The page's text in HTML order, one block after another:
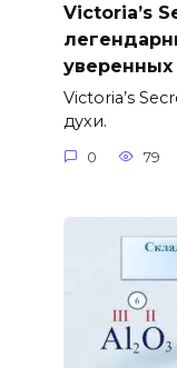
Victoria’s
Victoria’s
духи.
0 79